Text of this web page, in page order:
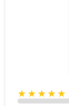
★★★★★